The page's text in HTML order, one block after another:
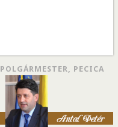
POLGÁRMESTER, PECICA